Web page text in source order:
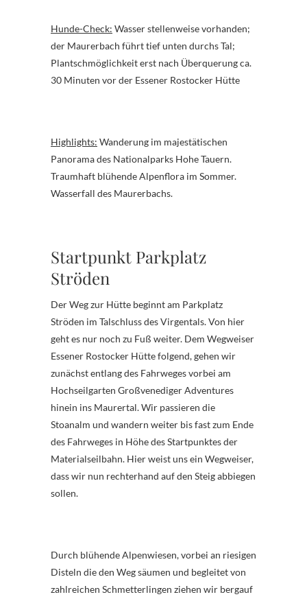
Hunde-Check: Wasser stellenweise vorhanden;
der Maurerbach führt tief unten durchs Tal;
Plantschmöglichkeit erst nach Überquerung ca.
30 Minuten vor der Essener Rostocker Hütte
Highlights: Wanderung im majestätischen
Panorama des Nationalparks Hohe Tauern.
Traumhaft blühende Alpenflora im Sommer.
Wasserfall des Maurerbachs.
Startpunkt Parkplatz
Ströden
Der Weg zur Hütte beginnt am Parkplatz
Ströden im Talschluss des Virgentals. Von hier
geht es nur noch zu Fuß weiter. Dem Wegweiser
Essener Rostocker Hütte folgend, gehen wir
zunächst entlang des Fahrweges vorbei am
Hochseilgarten Großvenediger Adventures
hinein ins Maurertal. Wir passieren die
Stoanalm und wandern weiter bis fast zum Ende
des Fahrweges in Höhe des Startpunktes der
Materialseilbahn. Hier weist uns ein Wegweiser,
dass wir nun rechterhand auf den Steig abbiegen
sollen.
Durch blühende Alpenwiesen, vorbei an riesigen
Disteln die den Weg säumen und begleitet von
zahlreichen Schmetterlingen ziehen wir bergauf